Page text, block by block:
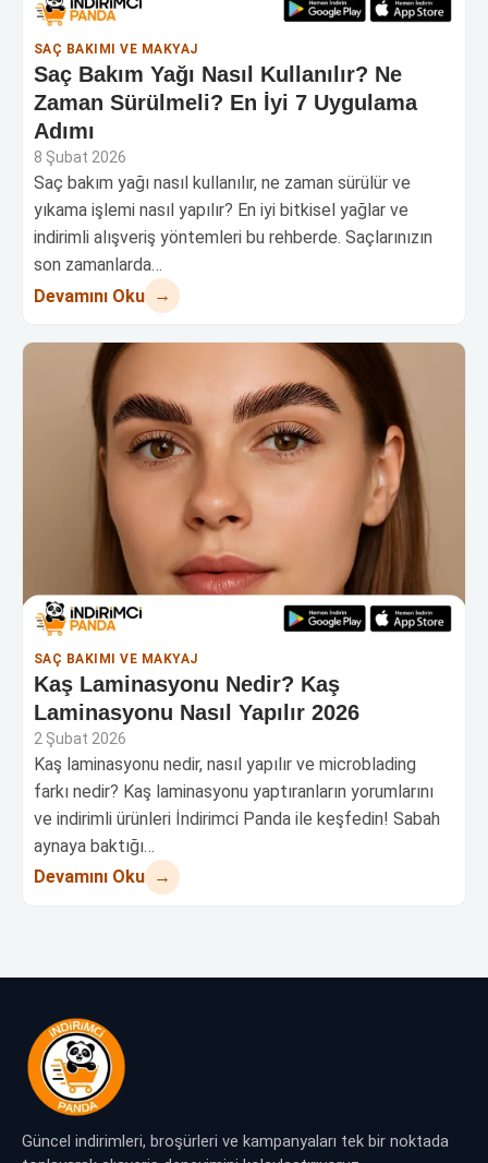
SAÇ BAKIMI VE MAKYAJ
Saç Bakım Yağı Nasıl Kullanılır? Ne
Zaman Sürülmeli? En İyi 7 Uygulama
Adımı
8 Şubat 2026
Saç bakım yağı nasıl kullanılır, ne zaman sürülür ve
yıkama işlemi nasıl yapılır? En iyi bitkisel yağlar ve
indirimli alışveriş yöntemleri bu rehberde. Saçlarınızın
son zamanlarda…
Devamını Oku →
SAÇ BAKIMI VE MAKYAJ
Kaş Laminasyonu Nedir? Kaş
Laminasyonu Nasıl Yapılır 2026
2 Şubat 2026
Kaş laminasyonu nedir, nasıl yapılır ve microblading
farkı nedir? Kaş laminasyonu yaptıranların yorumlarını
ve indirimli ürünleri İndirimci Panda ile keşfedin! Sabah
aynaya baktığı…
Devamını Oku →
Güncel indirimleri, broşürleri ve kampanyaları tek bir noktada